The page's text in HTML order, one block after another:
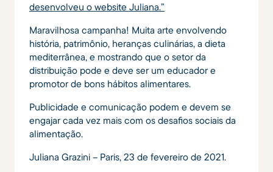
desenvolveu o website Juliana.”
Maravilhosa campanha! Muita arte envolvendo
história, patrimônio, heranças culinárias, a dieta
mediterrânea, e mostrando que o setor da
distribuição pode e deve ser um educador e
promotor de bons hábitos alimentares.
Publicidade e comunicação podem e devem se
engajar cada vez mais com os desafios sociais da
alimentação.
Juliana Grazini – Paris, 23 de fevereiro de 2021.